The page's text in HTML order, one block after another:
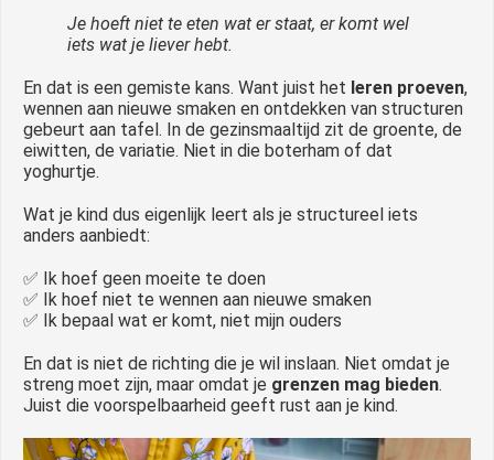
Je hoeft niet te eten wat er staat, er komt wel
iets wat je liever hebt.
En dat is een gemiste kans. Want juist het leren proeven,
wennen aan nieuwe smaken en ontdekken van structuren
gebeurt aan tafel. In de gezinsmaaltijd zit de groente, de
eiwitten, de variatie. Niet in die boterham of dat
yoghurtje.
Wat je kind dus eigenlijk leert als je structureel iets
anders aanbiedt:
✅ Ik hoef geen moeite te doen
✅ Ik hoef niet te wennen aan nieuwe smaken
✅ Ik bepaal wat er komt, niet mijn ouders
En dat is niet de richting die je wil inslaan. Niet omdat je
streng moet zijn, maar omdat je grenzen mag bieden.
Juist die voorspelbaarheid geeft rust aan je kind.